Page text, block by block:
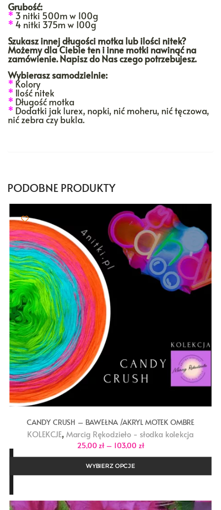
Grubość:
* 3 nitki 500m w 100g
* 4 nitki 375m w 100g
Szukasz innej długości motka lub ilości nitek?
Możemy dla Ciebie ten i inne motki nawinąć na
zamówienie. Napisz do Nas czego potrzebujesz.
Wybierasz samodzielnie:
* Kolory
* Ilość nitek
* Długość motka
* Dodatki jak lurex, nopki, nić moheru, nić tęczowa,
nić zebra czy bukla.
PODOBNE PRODUKTY
CANDY CRUSH – BAWEŁNA /AKRYL MOTEK OMBRE
KOLEKCJE, Marcig Rękodzieło - słodka kolekcja
25,00zł – 103,00 złZakres
od
do
WYBIERZ OPCJE